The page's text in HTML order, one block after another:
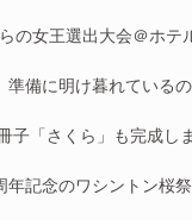
の女王選出大会＠ホテ
備に明け暮れているの
子「さくら」も完成し
年記念のワシントン桜